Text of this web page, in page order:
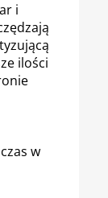
i
ilości
w